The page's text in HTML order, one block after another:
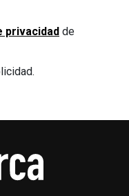
privacidad de